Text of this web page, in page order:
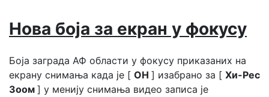
Нова боја за екран у фокусу
Боја заграда АФ области у фокусу приказаних на
екрану снимања када је [ ОН ] изабрано за [ Хи-Рес
Зоом ] у менију снимања видео записа је